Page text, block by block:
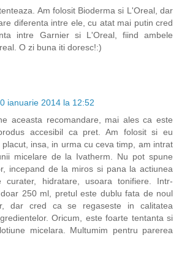
Am folosit Bioderma si L'Oreal, dar
diferenta intre ele, cu atat mai putin cred
intre Garnier si L'Oreal, fiind ambele
O zi buna iti doresc!:)
ianuarie 2014 la 12:52
aceasta recomandare, mai ales ca este
accesibil ca pret. Am folosit si eu
insa, in urma cu ceva timp, am intrat
micelare de la Ivatherm. Nu pot spune
incepand de la miros si pana la actiunea
curater, hidratare, usoara tonifiere. Intr-
250 ml, pretul este dublu fata de noul
dar cred ca se regaseste in calitatea
Oricum, este foarte tentanta si
micelara. Multumim pentru parerea